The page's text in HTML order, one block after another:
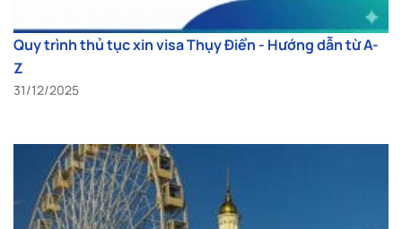
Quy trình thủ tục xin visa Thụy Điển - Hướng dẫn từ A-
Z
31/12/2025